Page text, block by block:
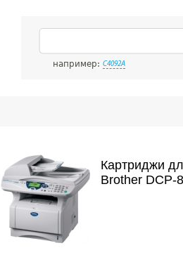
например: C4092A
Картриджи
Brother DCP-